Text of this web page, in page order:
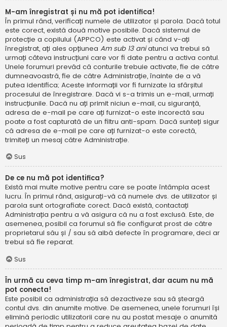
M-am înregistrat și nu mă pot identifica!
În primul rând, verificați numele de utilizator și parola. Dacă totul
este corect, există două motive posibile. Dacă sistemul de
protecție a copilului (APPCO) este activat și când v-ați
înregistrat, ați ales opțiunea Am sub 13 aniatunci va trebui să
urmați câteva instrucțiuni care vor fi date pentru a activa contul.
Unele forumuri prevăd că conturile trebuie activate, fie de către
dumneavoastră, fie de către Administrație, înainte de a vă
putea identifica; Aceste informații vor fi furnizate la sfârșitul
procesului de înregistrare. Dacă vi s-a trimis un e-mail, urmați
instrucțiunile. Dacă nu ați primit niciun e-mail, cu siguranță,
adresa de e-mail pe care ați furnizat-o este incorectă sau
poate a fost capturată de un filtru anti-spam. Dacă sunteți sigur
că adresa de e-mail pe care ați furnizat-o este corectă,
trimiteți un mesaj către Administrație.
Sus
De ce nu mă pot identifica?
Există mai multe motive pentru care se poate întâmpla acest
lucru. În primul rând, asigurați-vă că numele dvs. de utilizator și
parola sunt ortografiate corect. Dacă există, contactați
Administrația pentru a vă asigura că nu a fost exclusă. Este, de
asemenea, posibil ca forumul să fie configurat prost de către
proprietarul său și / sau să aibă defecte în programare, deci ar
trebui să fie reparat.
Sus
În urmă cu ceva timp m-am înregistrat, dar acum nu mă
pot conecta!
Este posibil ca administrația să dezactiveze sau să șteargă
contul dvs. din anumite motive. De asemenea, unele forumuri își
elimină periodic utilizatorii care nu au postat mesaje o anumită